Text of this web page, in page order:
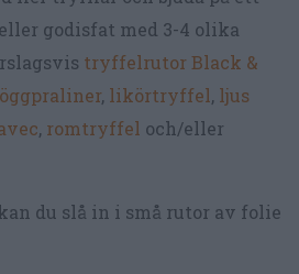
godisfat med 3-4 olika
tryffelrutor Black &
, likörtryffel, ljus
, romtryffel och/eller
du slå in i små rutor av folie